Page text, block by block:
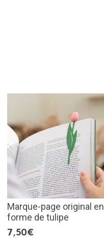
Marque-page original en
forme de tulipe
7,50€